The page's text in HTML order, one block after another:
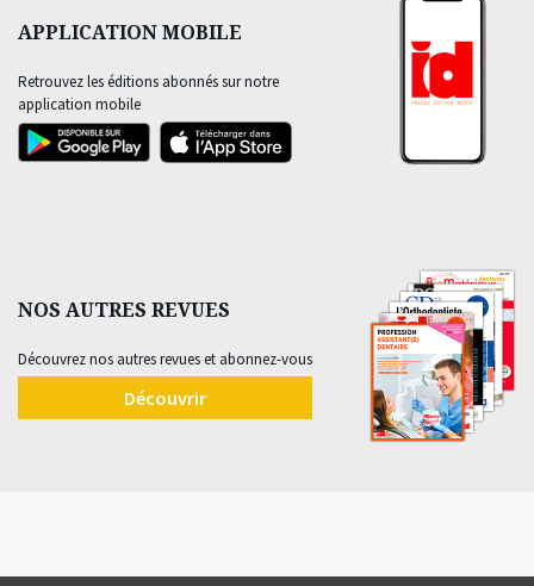
APPLICATION MOBILE
Retrouvez les éditions abonnés sur notre
application mobile
NOS AUTRES REVUES
Découvrez nos autres revues et abonnez-vous
Découvrir